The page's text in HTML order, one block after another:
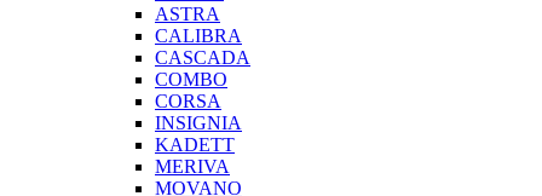
ASTRA
CALIBRA
CASCADA
COMBO
CORSA
INSIGNIA
KADETT
MERIVA
MOVANO